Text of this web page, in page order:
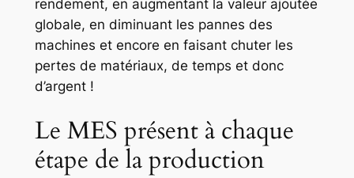
rendement, en augmentant la valeur ajoutée
globale, en diminuant les pannes des
machines et encore en faisant chuter les
pertes de matériaux, de temps et donc
d’argent !
Le MES présent à chaque
étape de la production